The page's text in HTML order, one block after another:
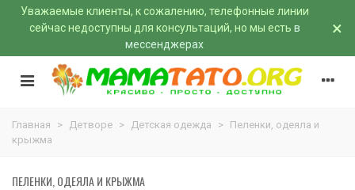
Уважаемые клиенты, к сожалению, телефонные линии
сейчас недоступны для консультаций, но мы есть в
мессенджерах
×
Главная > Детворе > Детская одежда > Пеленки, одеяла и
крыжма
ПЕЛЕНКИ, ОДЕЯЛА И КРЫЖМА